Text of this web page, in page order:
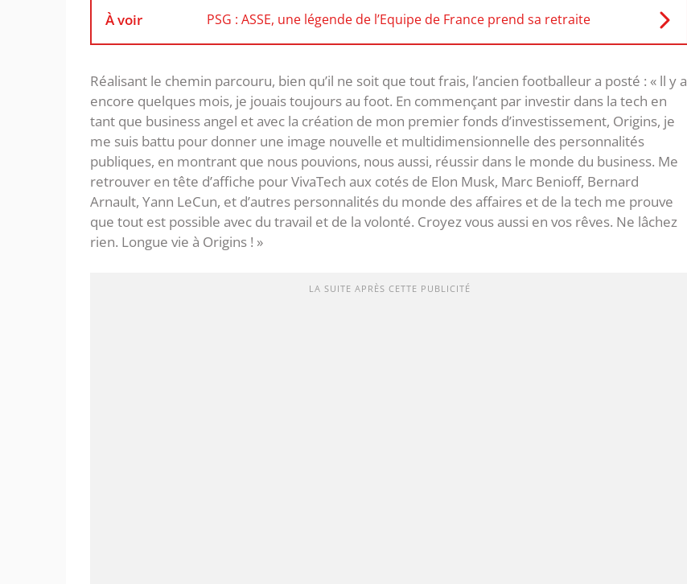
À voir PSG : ASSE, une légende de l’Equipe de France prend sa retraite
Réalisant le chemin parcouru, bien qu’il ne soit que tout frais, l’ancien footballeur a posté : « ll y a
encore quelques mois, je jouais toujours au foot. En commençant par investir dans la tech en
tant que business angel et avec la création de mon premier fonds d’investissement, Origins, je
me suis battu pour donner une image nouvelle et multidimensionnelle des personnalités
publiques, en montrant que nous pouvions, nous aussi, réussir dans le monde du business. Me
retrouver en tête d’affiche pour VivaTech aux cotés de Elon Musk, Marc Benioff, Bernard
Arnault, Yann LeCun, et d’autres personnalités du monde des affaires et de la tech me prouve
que tout est possible avec du travail et de la volonté. Croyez vous aussi en vos rêves. Ne lâchez
rien. Longue vie à Origins ! »
LA SUITE APRÈS CETTE PUBLICITÉ